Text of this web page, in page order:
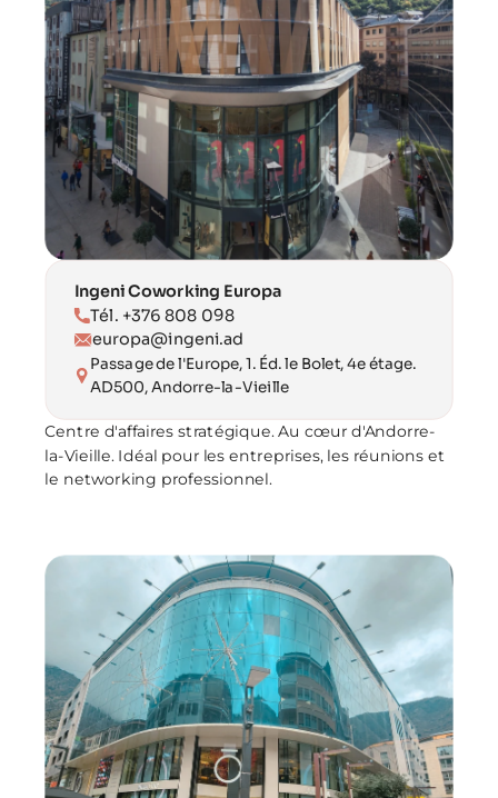
Ingeni Coworking Europa
Tél. +376 808 098
europa@ingeni.ad
Passage de l'Europe, 1. Éd. le Bolet, 4e étage.
AD500, Andorre-la-Vieille
Centre d'affaires stratégique. Au cœur d'Andorre-
la-Vieille. Idéal pour les entreprises, les réunions et
le networking professionnel.